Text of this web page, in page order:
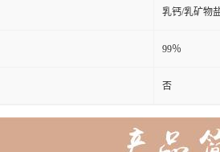
乳钙/乳矿物
99％
否